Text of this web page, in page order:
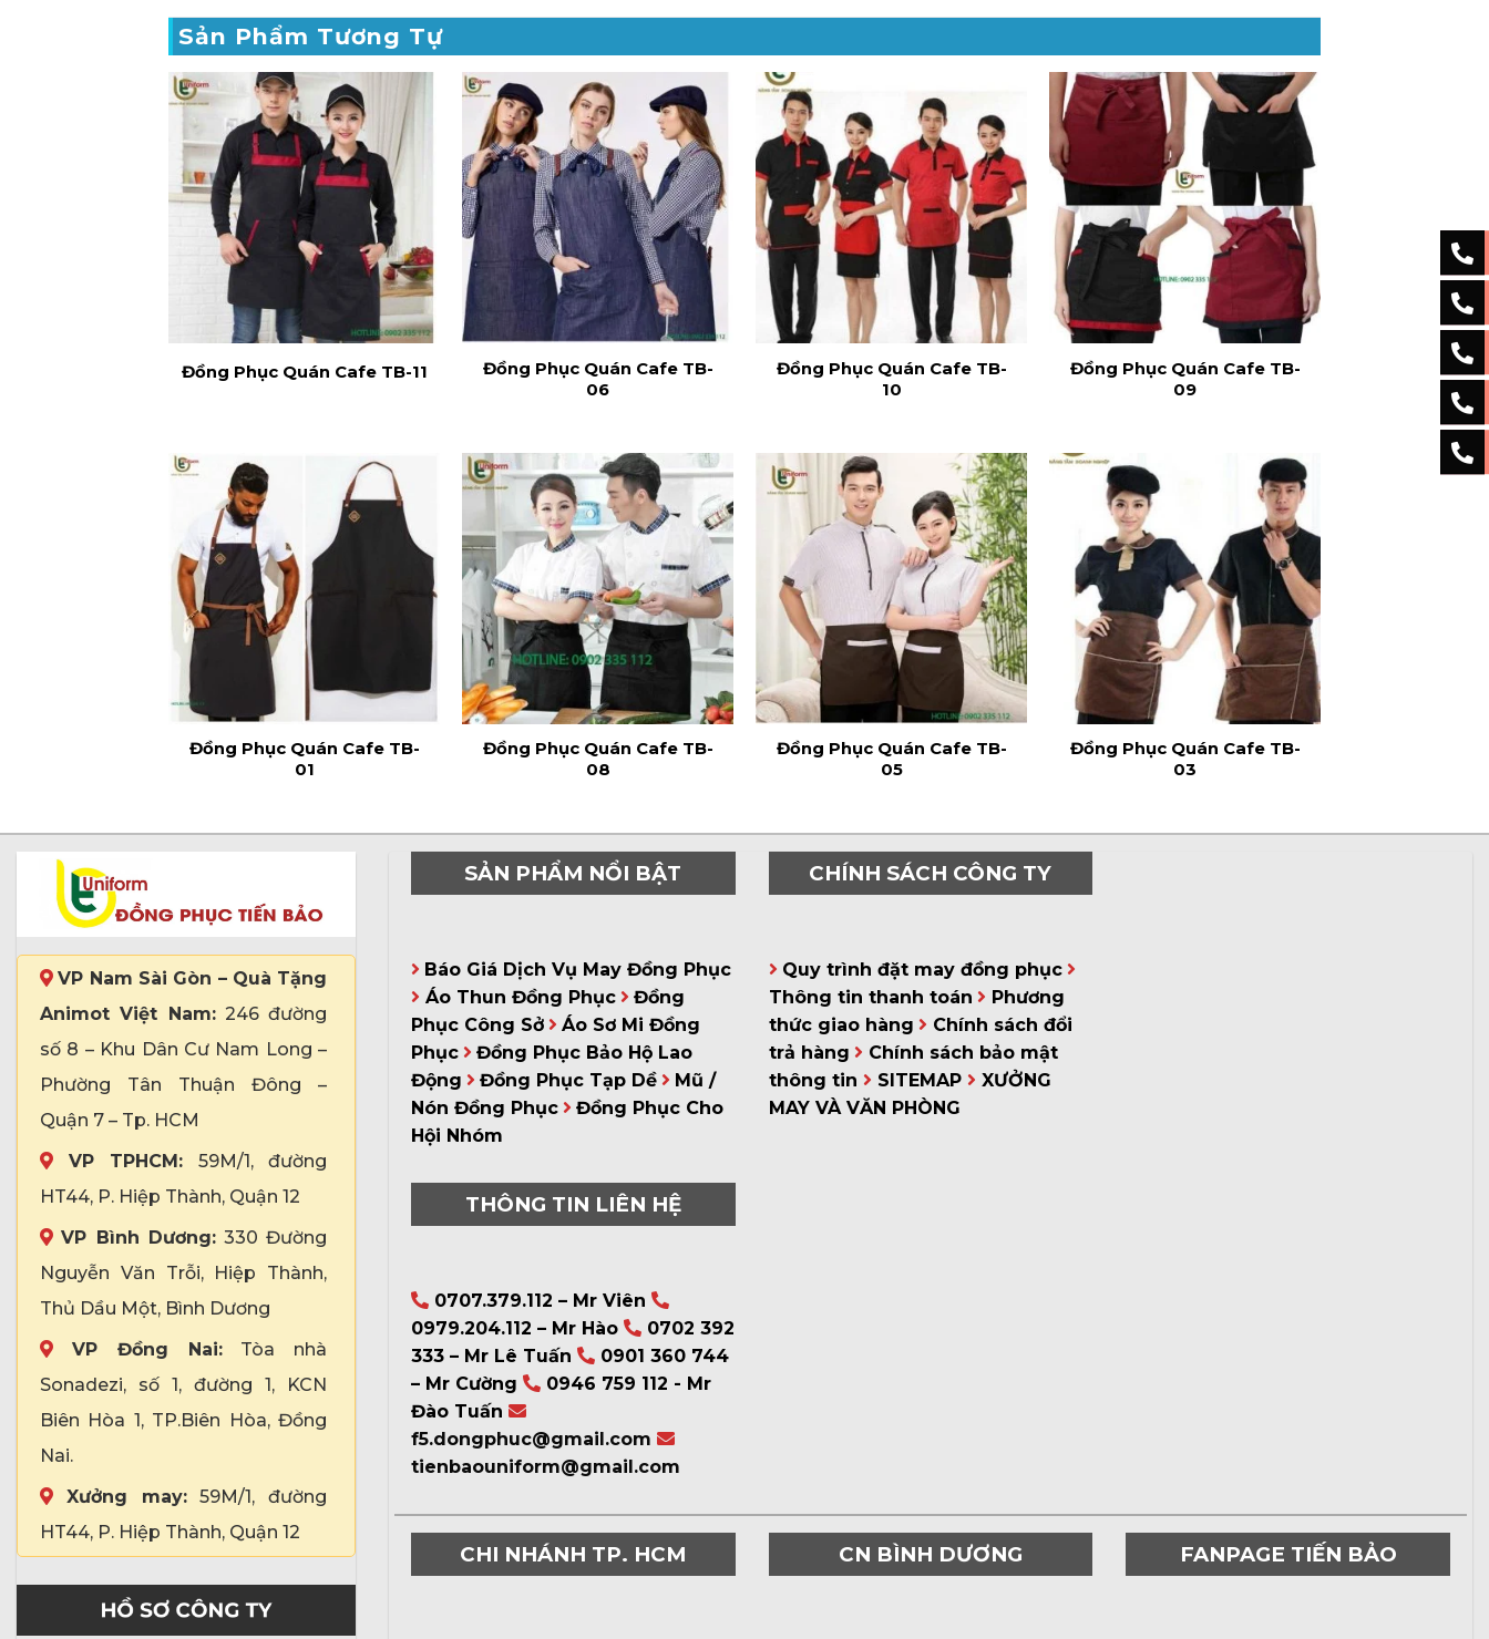
Sản Phẩm Tương Tự
Đồng Phục Quán Cafe TB-11
Đồng Phục Quán Cafe TB-
06
Đồng Phục Quán Cafe TB-
10
Đồng Phục Quán Cafe TB-
09
Đồng Phục Quán Cafe TB-
01
Đồng Phục Quán Cafe TB-
08
Đồng Phục Quán Cafe TB-
05
Đồng Phục Quán Cafe TB-
03
VP Nam Sài Gòn – Quà Tặng
Animot Việt Nam:246 đường
số 8 – Khu Dân Cư Nam Long –
Phường Tân Thuận Đông –
Quận 7 – Tp. HCM
VP TPHCM: 59M/1, đường
HT44, P. Hiệp Thành, Quận 12
VP Bình Dương:330 Đường
Nguyễn Văn Trỗi, Hiệp Thành,
Thủ Dầu Một, Bình Dương
VP Đồng Nai:Tòa nhà
Sonadezi, số 1, đường 1, KCN
Biên Hòa 1, TP.Biên Hòa, Đồng
Nai.
Xưởng may:59M/1, đường
HT44, P. Hiệp Thành, Quận 12
SẢN PHẨM NỔI BẬT
Báo Giá Dịch Vụ May Đồng Phục
Áo Thun Đồng Phục
Đồng
Phục Công Sở
Áo Sơ Mi Đồng
Phục
Đồng Phục Bảo Hộ Lao
Động
Đồng Phục Tạp Dề
Mũ /
Nón Đồng Phục
Đồng Phục Cho
Hội Nhóm
CHÍNH SÁCH CÔNG TY
Quy trình đặt may đồng phục
Thông tin thanh toán
Phương
thức giao hàng
Chính sách đổi
trả hàng
Chính sách bảo mật
thông tin
SITEMAP
XƯỞNG
MAY VÀ VĂN PHÒNG
THÔNG TIN LIÊN HỆ
0707.379.112 – Mr Viên
0979.204.112 – Mr Hào
0702 392
333 – Mr Lê Tuấn
0901 360 744
– Mr Cường
0946 759 112 - Mr
Đào Tuấn
f5.dongphuc@gmail.com
tienbaouniform@gmail.com
CHI NHÁNH TP. HCM CN BÌNH DƯƠNG FANPAGE TIẾN BẢO